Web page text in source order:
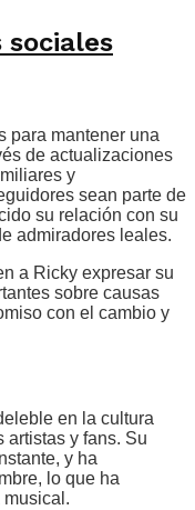
sociales
para mantener una
de actualizaciones
y
sean parte de
su relación con su
admiradores leales.
a Ricky expresar su
sobre causas
con el cambio y
en la cultura
artistas y fans. Su
y ha
lo que ha